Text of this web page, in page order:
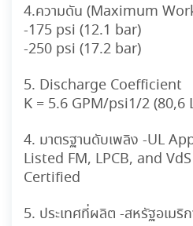
4.ความดัน (Maximum
-175 psi (12.1 bar)
-250 psi (17.2 bar)
5. Discharge Coefficient
K = 5.6 GPM/psi1/2 (80,6
4. มาตรฐานดับเพลิง -UL
Listed FM, LPCB, and
Certified
5. ประเทศที่ผลิต -สหรัฐอเมริ